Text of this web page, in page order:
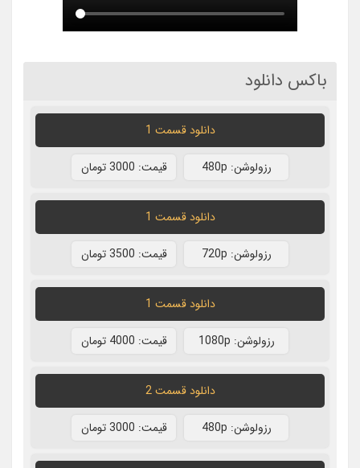
باکس دانلود
دانلود قسمت 1
رزولوشن: 480p قيمت: 3000 تومان
دانلود قسمت 1
رزولوشن: 720p قيمت: 3500 تومان
دانلود قسمت 1
رزولوشن: 1080p قيمت: 4000 تومان
دانلود قسمت 2
رزولوشن: 480p قيمت: 3000 تومان